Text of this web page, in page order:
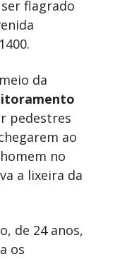
flagrado
da
pedestres
ao
no
a lixeira da
de 24 anos,
os